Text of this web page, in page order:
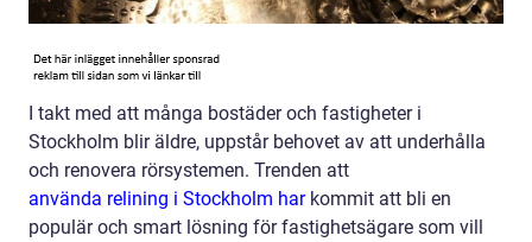
I takt med att många bostäder och fastigheter i
Stockholm blir äldre, uppstår behovet av att underhålla
och renovera rörsystemen. Trenden att
använda relining i Stockholm harkommit att bli en
populär och smart lösning för fastighetsägare som vill